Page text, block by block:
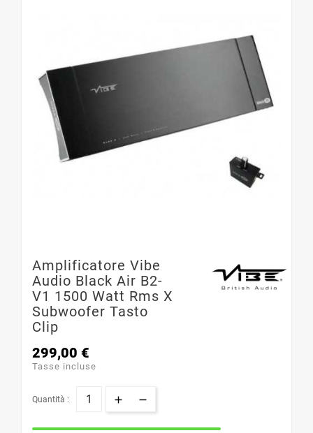
Amplificatore Vibe
Audio Black Air B2-
V1 1500 Watt Rms X
Subwoofer Tasto
Clip
299,00 €
Tasse incluse
Quantità :